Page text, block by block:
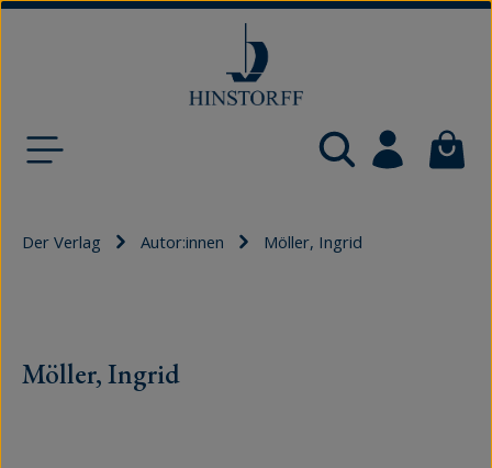
Der Verlag Autor:innen Möller, Ingrid
Möller, Ingrid